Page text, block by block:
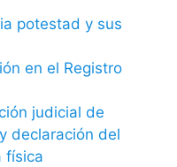
potestad y sus
en el Registro
judicial de
declaración del
física